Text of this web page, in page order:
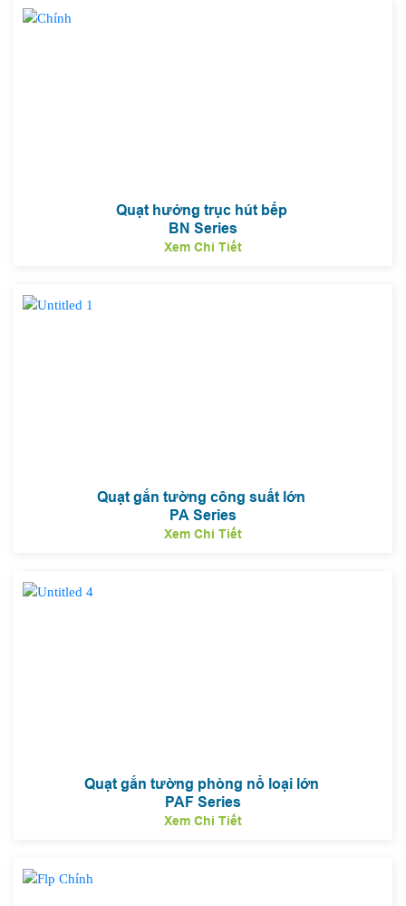
Quạt hướng trục hút bếp
BN Series
Xem Chi Tiết
Quạt gắn tường công suất lớn
PA Series
Xem Chi Tiết
Quạt gắn tường phòng nổ loại lớn
PAF Series
Xem Chi Tiết